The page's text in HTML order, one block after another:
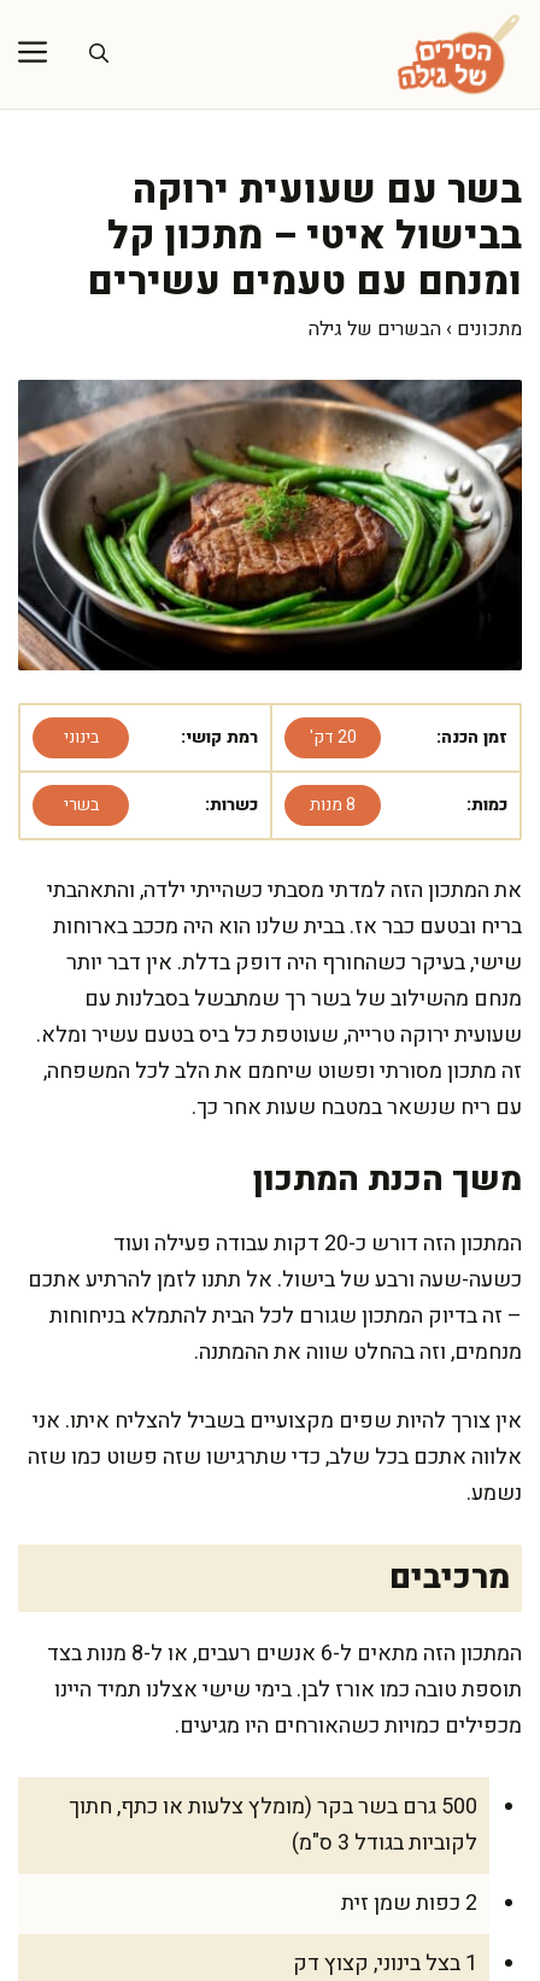
לדלג
לתוכן
בשר עם שעועית ירוקה
בבישול איטי – מתכון קל
ומנחם עם טעמים עשירים
מתכונים › הבשרים של גילה
זמן הכנה: 20 דק' רמת קושי: בינוני
כמות: 8 מנות כשרות: בשרי
את המתכון הזה למדתי מסבתי כשהייתי ילדה, והתאהבתי
בריח ובטעם כבר אז. בבית שלנו הוא היה מככב בארוחות
שישי, בעיקר כשהחורף היה דופק בדלת. אין דבר יותר
מנחם מהשילוב של בשר רך שמתבשל בסבלנות עם
שעועית ירוקה טרייה, שעוטפת כל ביס בטעם עשיר ומלא.
זה מתכון מסורתי ופשוט שיחמם את הלב לכל המשפחה,
עם ריח שנשאר במטבח שעות אחר כך.
משך הכנת המתכון
המתכון הזה דורש כ-20 דקות עבודה פעילה ועוד
כשעה-שעה ורבע של בישול. אל תתנו לזמן להרתיע אתכם
– זה בדיוק המתכון שגורם לכל הבית להתמלא בניחוחות
מנחמים, וזה בהחלט שווה את ההמתנה.
אין צורך להיות שפים מקצועיים בשביל להצליח איתו. אני
אלווה אתכם בכל שלב, כדי שתרגישו שזה פשוט כמו שזה
נשמע.
מרכיבים
המתכון הזה מתאים ל-6 אנשים רעבים, או ל-8 מנות בצד
תוספת טובה כמו אורז לבן. בימי שישי אצלנו תמיד היינו
מכפילים כמויות כשהאורחים היו מגיעים.
500 גרם בשר בקר (מומלץ צלעות או כתף, חתוך
לקוביות בגודל 3 ס"מ)
2 כפות שמן זית
1 בצל בינוני, קצוץ דק